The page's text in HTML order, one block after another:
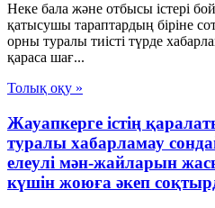
Неке бала және отбысы істері
қатысушы тараптардың біріне
орны туралы тиісті түрде
қараса шағ...
Толық оқу »
Жауапкерге істің
туралы хабарламау
елеулі мән-жайларын
күшін жоюға әкеп